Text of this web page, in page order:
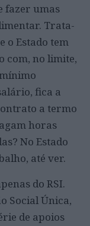
fazer umas
Trata-
o Estado tem
com, no limite,
fica a
a termo
horas
No Estado
até ver.
do RSI.
Social Única,
de apoios